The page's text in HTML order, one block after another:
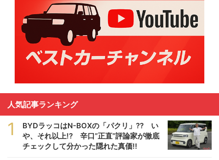
人気記事ランキング
1
BYDラッコはN-BOXの「パクリ」?? い
や、それ以上!? 辛口”正直”評論家が徹底
チェックして分かった隠れた真価!!